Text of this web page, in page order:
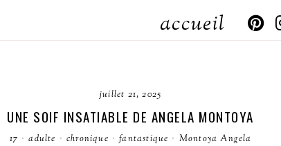
accueil
juillet 21, 2025
UNE SOIF INSATIABLE DE ANGELA MONTOYA
17 · adulte · chronique · fantastique · Montoya Angela